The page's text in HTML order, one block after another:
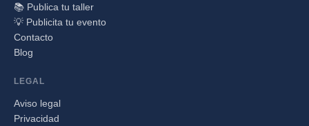
📚 Publica tu taller
💡 Publicita tu evento
Contacto
Blog
LEGAL
Aviso legal
Privacidad